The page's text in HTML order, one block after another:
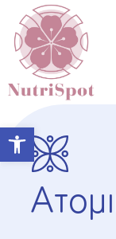
Open toolbar